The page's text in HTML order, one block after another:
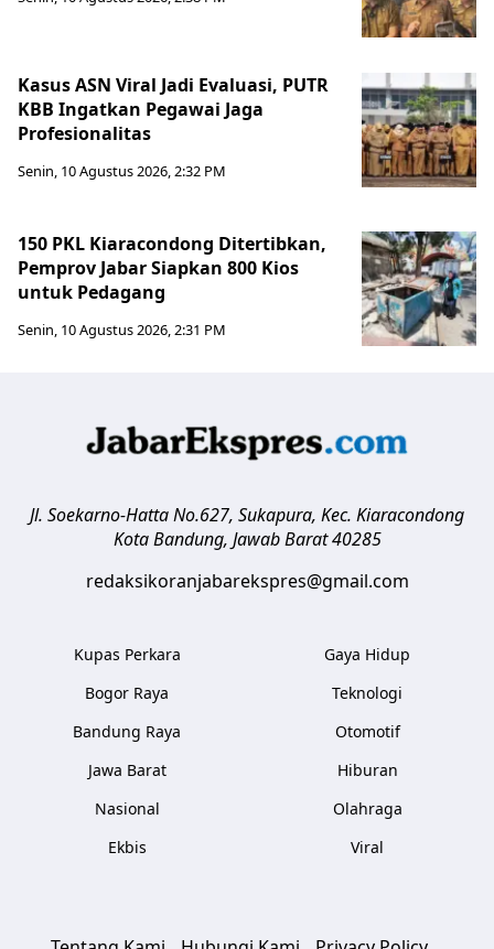
Kasus ASN Viral Jadi Evaluasi, PUTR
KBB Ingatkan Pegawai Jaga
Profesionalitas
Senin, 10 Agustus 2026, 2:32 PM
150 PKL Kiaracondong Ditertibkan,
Pemprov Jabar Siapkan 800 Kios
untuk Pedagang
Senin, 10 Agustus 2026, 2:31 PM
Jl. Soekarno-Hatta No.627, Sukapura, Kec. Kiaracondong
Kota Bandung, Jawab Barat 40285
redaksikoranjabarekspres@gmail.com
Kupas Perkara
Bogor Raya
Bandung Raya
Jawa Barat
Nasional
Ekbis
Gaya Hidup
Teknologi
Otomotif
Hiburan
Olahraga
Viral